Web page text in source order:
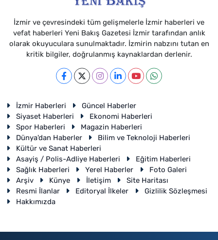
İzmir ve çevresindeki tüm gelişmelerle İzmir haberleri ve
vefat haberleri Yeni Bakış Gazetesi İzmir tarafından anlık
olarak okuyuculara sunulmaktadır. İzmirin nabzını tutan en
kritik bilgiler, doğrulanmış kaynaklardan derlenir.
İzmir Haberleri
Güncel Haberler
Siyaset Haberleri
Ekonomi Haberleri
Spor Haberleri
Magazin Haberleri
Dünya'dan Haberler
Bilim ve Teknoloji Haberleri
Kültür ve Sanat Haberleri
Asayiş / Polis-Adliye Haberleri
Eğitim Haberleri
Sağlık Haberleri
Yerel Haberler
Foto Galeri
Arşiv
Künye İletişim
Site Haritası
Resmi İlanlar
Editoryal İlkeler
Gizlilik Sözleşmesi
Hakkımızda